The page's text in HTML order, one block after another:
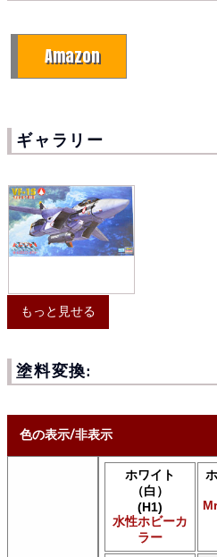
Amazon
ギャラリー
もっと見せる
塗料変換:
色の表示/非表示
* ボックスをオン/オフにして、
Uncheck ALL
AK INTERACTIVE AK 3rd
ホワイト
（白）
(H1)
水性ホビーカ
ラー